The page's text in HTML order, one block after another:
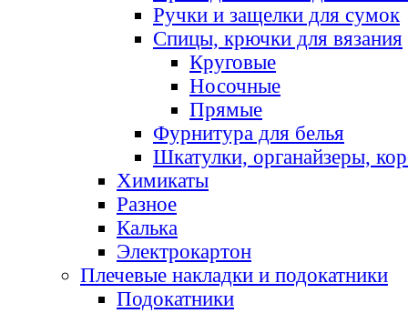
Ручки и защелки для сумок
Спицы, крючки для вязания
Круговые
Носочные
Прямые
Фурнитура для белья
Шкатулки, органайзеры,
Химикаты
Разное
Калька
Электрокартон
Плечевые накладки и подокатники
Подокатники